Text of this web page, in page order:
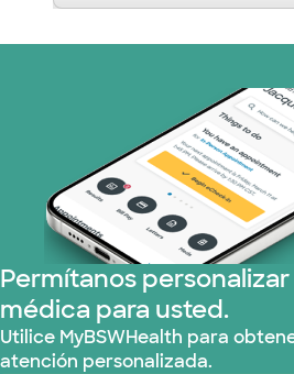
Permítanos
médica para usted.
Utilice MyBSWHealth para
atención personalizada.